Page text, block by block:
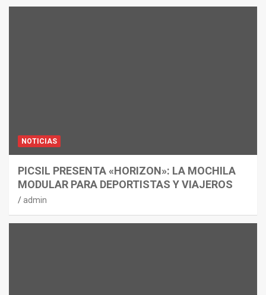
NOTICIAS
PICSIL PRESENTA «HORIZON»: LA MOCHILA
MODULAR PARA DEPORTISTAS Y VIAJEROS
admin